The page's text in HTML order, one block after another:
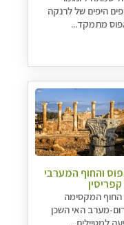
היפים של לרנקה
מתמקד...
והחוף המערבי
החוף המקסימה
מערב האי השכן